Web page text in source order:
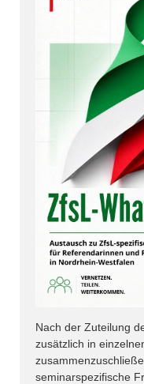
Nach der Zuteilung
zusätzlich in
seminarspezifische